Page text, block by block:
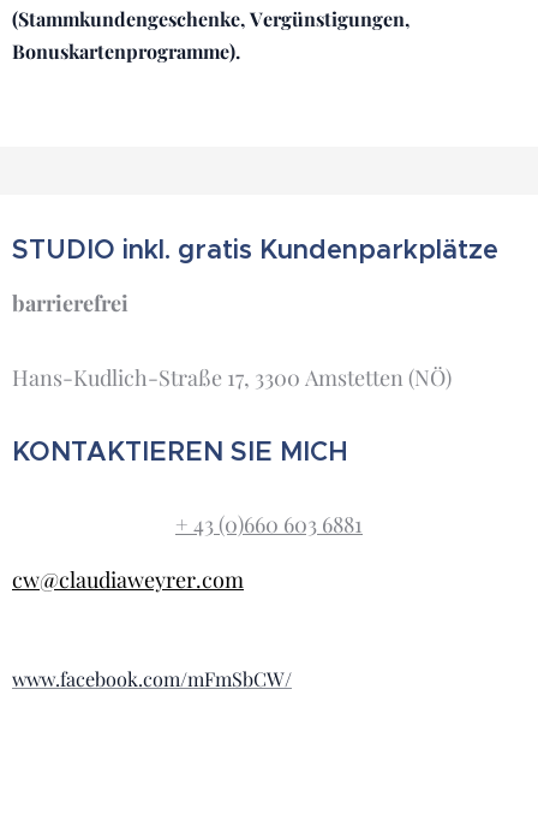
(Stammkundengeschenke, Vergünstigungen,
Bonuskartenprogramme).
STUDIO inkl. gratis Kundenparkplätze
barrierefrei
Hans-Kudlich-Straße 17, 3300 Amstetten (NÖ)
KONTAKTIEREN SIE MICH
+ 43 (0)660 603 6881
cw@claudiaweyrer.com
www.facebook.com/mFmSbCW/